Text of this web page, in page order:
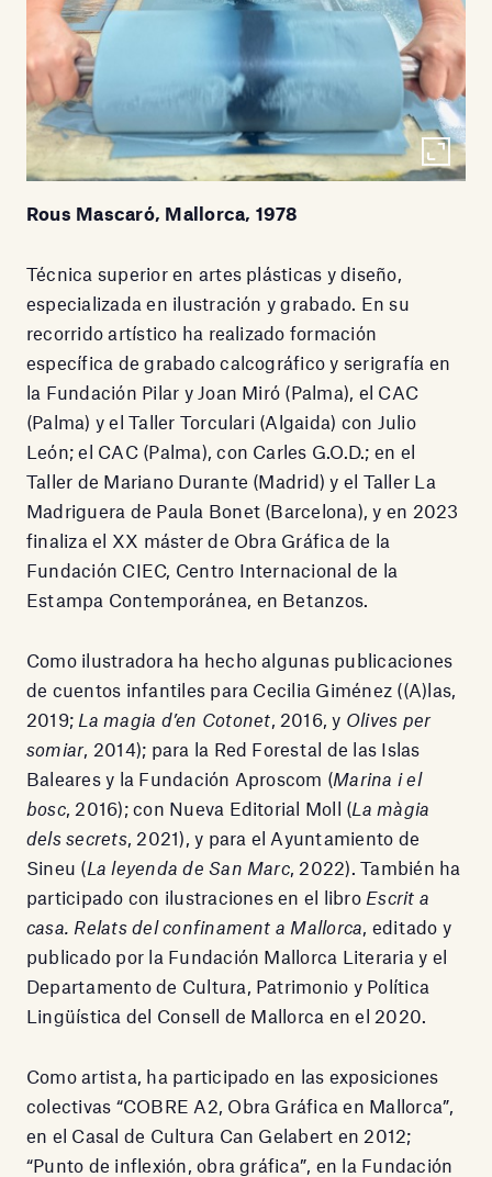
Rous Mascaró, Mallorca, 1978
Técnica superior en artes plásticas y diseño,
especializada en ilustración y grabado. En su
recorrido artístico ha realizado formación
específica de grabado calcográfico y serigrafía en
la Fundación Pilar y Joan Miró (Palma), el CAC
(Palma) y el Taller Torculari (Algaida) con Julio
León; el CAC (Palma), con Carles G.O.D.; en el
Taller de Mariano Durante (Madrid) y el Taller La
Madriguera de Paula Bonet (Barcelona), y en 2023
finaliza el XX máster de Obra Gráfica de la
Fundación CIEC, Centro Internacional de la
Estampa Contemporánea, en Betanzos.
Como ilustradora ha hecho algunas publicaciones
de cuentos infantiles para Cecilia Giménez ((A)las,
2019; La magia d’en Cotonet , 2016, y Olives per
somiar, 2014); para la Red Forestal de las Islas
Baleares y la Fundación Aproscom (Marina i el
bosc, 2016); con Nueva Editorial Moll (La màgia
dels secrets, 2021), y para el Ayuntamiento de
Sineu (La leyenda de San Marc, 2022). También ha
participado con ilustraciones en el libro Escrit a
casa. Relats del confinament a Mallorca , editado y
publicado por la Fundación Mallorca Literaria y el
Departamento de Cultura, Patrimonio y Política
Lingüística del Consell de Mallorca en el 2020.
Como artista, ha participado en las exposiciones
colectivas “COBRE A2, Obra Gráfica en Mallorca”,
en el Casal de Cultura Can Gelabert en 2012;
“Punto de inflexión, obra gráfica”, en la Fundación